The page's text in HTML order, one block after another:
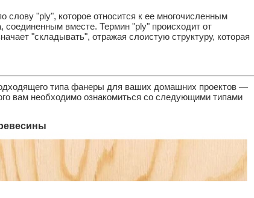
слову "ply", которое относится к ее многочисленным
соединенным вместе. Термин "ply" происходит от
"складывать", отражая слоистую структуру, которая
типа фанеры для ваших домашних проектов —
вам необходимо ознакомиться со следующими типами